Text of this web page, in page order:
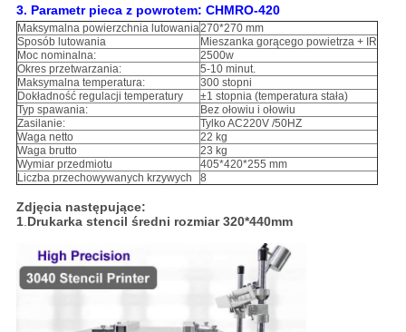
3. Parametr pieca z powrotem: CHMRO-420
Maksymalna powierzchnia lutowania270*270 mm
Sposób lutowania
Mieszanka gorącego powietrza + IR
Moc nominalna:
2500w
Okres przetwarzania:
5-10 minut.
Maksymalna temperatura:
300 stopni
Dokładność regulacji temperatury
±1 stopnia (temperatura stała)
Typ spawania:
Bez ołowiu i ołowiu
Zasilanie:
Tylko AC220V /50HZ
Waga netto
22 kg
Waga brutto
23 kg
Wymiar przedmiotu
405*420*255 mm
Liczba przechowywanych krzywych
8
Zdjęcia następujące:
1.Drukarka stencil średni rozmiar 320*440mm